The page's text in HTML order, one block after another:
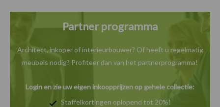
Partner programma
Architect, inkoper of interieurbouwer? Of heeft u regelmatig
meubels nodig? Profiteer dan van het partnerprogramma!
Login en zie uw eigen inkoopprijzen op gehele collectie:
Staffelkortingen oplopend tot 20%!